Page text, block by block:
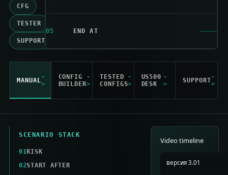
CFG
TESTER
SUPPORT
05 END AT
MANUAL
CONFIG
BUILDER
TESTED
CONFIGS
US500
DESK
SUPPORT
SCENARIO STACK
01RISK
02START AFTER
Video timeline
версия 3.01